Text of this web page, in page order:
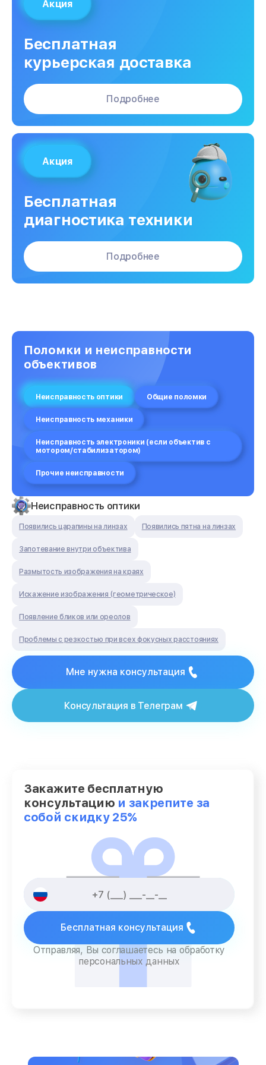
Акция
Бесплатная
курьерская доставка
Подробнее
Акция
Бесплатная
диагностика техники
Подробнее
Поломки и неисправности
объективов
Неисправность оптики Общие поломки
Неисправность механики
Неисправность электроники (если объектив с
мотором/стабилизатором)
Прочие неисправности
Неисправность оптики
Появились царапины на линзах Появились пятна на линзах
Запотевание внутри объектива
Размытость изображения на краях
Искажение изображения (геометрическое)
Появление бликов или ореолов
Проблемы с резкостью при всех фокусных расстояниях
Мне нужна консультация
Консультация в Телеграм
Закажите бесплатную
консультацию и закрепите за
собой скидку 25%
Бесплатная консультация
Отправляя, Вы соглашаетесь на обработку
персональных данных